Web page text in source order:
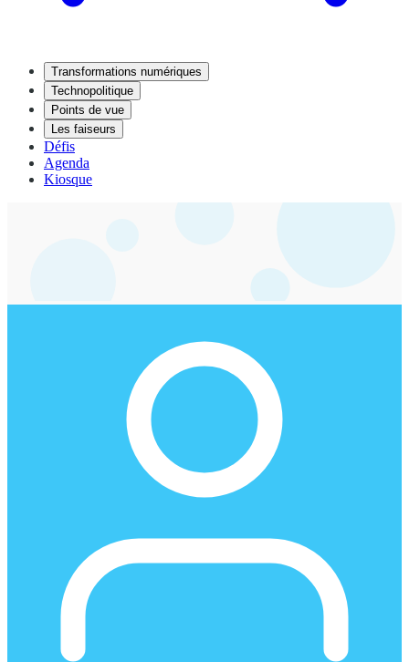
Transformations numériques
Technopolitique
Points de vue
Les faiseurs
Défis
Agenda
Kiosque